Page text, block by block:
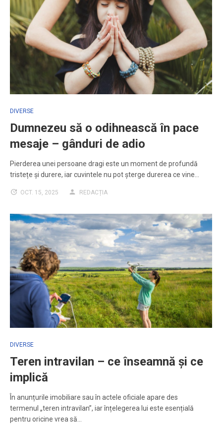
DIVERSE
Dumnezeu să o odihnească în pace
mesaje – gânduri de adio
Pierderea unei persoane dragi este un moment de profundă
tristețe și durere, iar cuvintele nu pot șterge durerea ce vine…
OCT. 15, 2025 REDACȚIA
DIVERSE
Teren intravilan – ce înseamnă și ce
implică
În anunțurile imobiliare sau în actele oficiale apare des
termenul „teren intravilan”, iar înțelegerea lui este esențială
pentru oricine vrea să…